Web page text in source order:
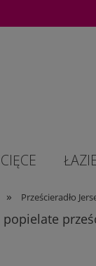
» Prześcieradło
popielate